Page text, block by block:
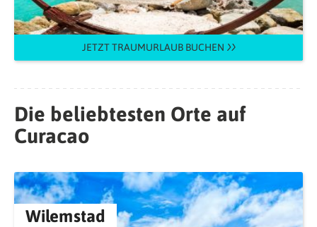
JETZT TRAUMURLAUB BUCHEN
Die beliebtesten Orte auf
Curacao
Wilemstad